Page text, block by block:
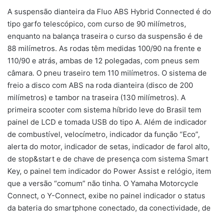
A suspensão dianteira da Fluo ABS Hybrid Connected é do
tipo garfo telescópico, com curso de 90 milímetros,
enquanto na balança traseira o curso da suspensão é de
88 milímetros. As rodas têm medidas 100/90 na frente e
110/90 e atrás, ambas de 12 polegadas, com pneus sem
câmara. O pneu traseiro tem 110 milímetros. O sistema de
freio a disco com ABS na roda dianteira (disco de 200
milímetros) e tambor na traseira (130 milímetros). A
primeira scooter com sistema híbrido leve do Brasil tem
painel de LCD e tomada USB do tipo A. Além de indicador
de combustível, velocímetro, indicador da função “Eco”,
alerta do motor, indicador de setas, indicador de farol alto,
de stop&start e de chave de presença com sistema Smart
Key, o painel tem indicador do Power Assist e relógio, item
que a versão “comum” não tinha. O Yamaha Motorcycle
Connect, o Y-Connect, exibe no painel indicador o status
da bateria do smartphone conectado, da conectividade, de